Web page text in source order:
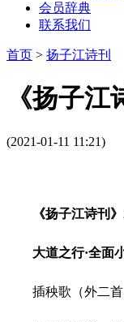
会员辞典
联系我们
首页 > 扬子江诗刊
《扬子
(2021-01-11 11:21)
《扬子江诗刊》
大道之行·全面小
插秧歌（外二首